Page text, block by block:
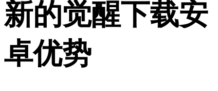
新的觉醒下载安
卓优势